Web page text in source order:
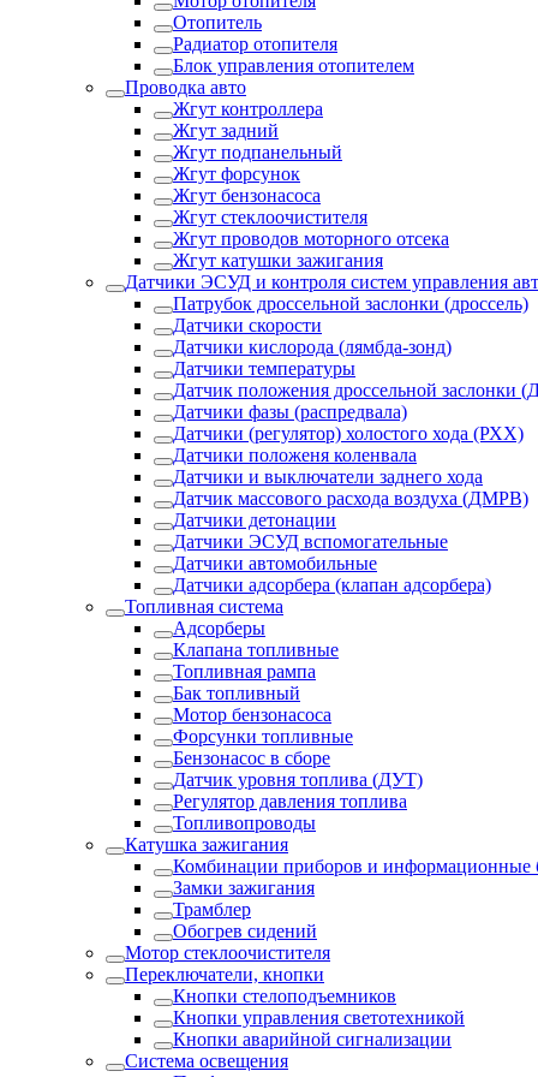
Отопитель
Радиатор отопителя
Блок управления отопителем
Проводка авто
Жгут контроллера
Жгут задний
Жгут подпанельный
Жгут форсунок
Жгут бензонасоса
Жгут стеклоочистителя
Жгут проводов моторного отсека
Жгут катушки зажигания
Датчики ЭСУД и контроля систем управления
Патрубок дроссельной заслонки (дроссель)
Датчики скорости
Датчики кислорода (лямбда-зонд)
Датчики температуры
Датчик положения дроссельной заслонки
Датчики фазы (распредвала)
Датчики (регулятор) холостого хода (РХХ)
Датчики положеня коленвала
Датчики и выключатели заднего хода
Датчик массового расхода воздуха (ДМРВ)
Датчики детонации
Датчики ЭСУД вспомогательные
Датчики автомобильные
Датчики адсорбера (клапан адсорбера)
Топливная система
Адсорберы
Клапана топливные
Топливная рампа
Бак топливный
Мотор бензонасоса
Форсунки топливные
Бензонасос в сборе
Датчик уровня топлива (ДУТ)
Регулятор давления топлива
Топливопроводы
Катушка зажигания
Комбинации приборов и информационные
Замки зажигания
Трамблер
Обогрев сидений
Мотор стеклоочистителя
Переключатели, кнопки
Кнопки стелоподъемников
Кнопки управления светотехникой
Кнопки аварийной сигнализации
Система освещения